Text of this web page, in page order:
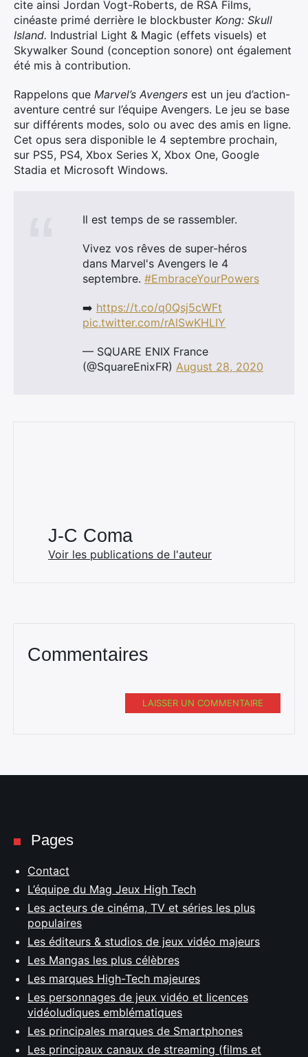
cite ainsi Jordan Vogt-Roberts, de RSA Films,
cinéaste primé derrière le blockbuster Kong: Skull
Island. Industrial Light & Magic (effets visuels) et
Skywalker Sound (conception sonore) ont également
été mis à contribution.
Rappelons que Marvel’s Avengers est un jeu d’action-
aventure centré sur l’équipe Avengers. Le jeu se base
sur différents modes, solo ou avec des amis en ligne.
Cet opus sera disponible le 4 septembre prochain,
sur PS5, PS4, Xbox Series X, Xbox One, Google
Stadia et Microsoft Windows.
Il est temps de se rassembler.
Vivez vos rêves de super-héros
dans Marvel's Avengers le 4
septembre. #EmbraceYourPowers
➡️ https://t.co/q0Qsj5cWFt
pic.twitter.com/rAlSwKHLIY
— SQUARE ENIX France
(@SquareEnixFR) August 28, 2020
J-C Coma
Voir les publications de l'auteur
Commentaires
LAISSER UN COMMENTAIRE
Pages
Contact
L’équipe du Mag Jeux High Tech
Les acteurs de cinéma, TV et séries les plus
populaires
Les éditeurs & studios de jeux vidéo majeurs
Les Mangas les plus célèbres
Les marques High-Tech majeures
Les personnages de jeux vidéo et licences
vidéoludiques emblématiques
Les principales marques de Smartphones
Les principaux canaux de streaming (films et
Rechercher